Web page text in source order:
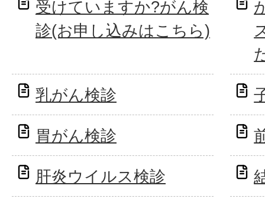
受けていますか?がん検
診(お申し込みはこちら)
乳がん検診
胃がん検診
肝炎ウイルス検診